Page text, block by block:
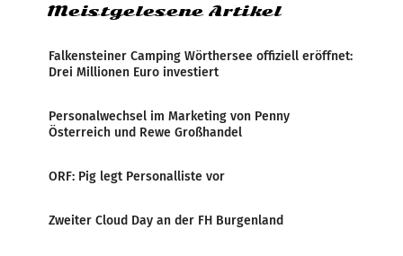
Meistgelesene Artikel
Falkensteiner Camping Wörthersee offiziell eröffnet:
Drei Millionen Euro investiert
Personalwechsel im Marketing von Penny
Österreich und Rewe Großhandel
ORF: Pig legt Personalliste vor
Zweiter Cloud Day an der FH Burgenland